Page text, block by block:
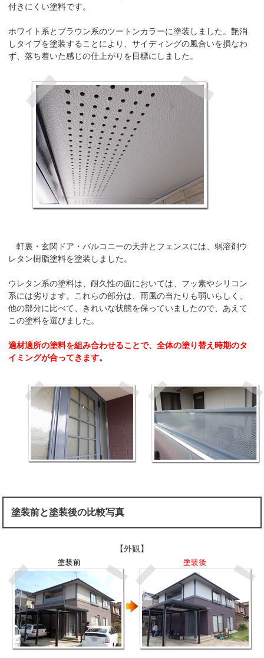
付きにくい塗料です。
ホワイト系とブラウン系のツートンカラーに塗装しました。艶消
しタイプを塗装することにより、サイディングの風合いを損なわ
ず、落ち着いた感じの仕上がりを目標にしました。
軒裏・玄関ドア・バルコニーの天井とフェンスには、弱溶剤ウ
レタン樹脂塗料を塗装しました。
ウレタン系の塗料は、耐久性の面においては、フッ素やシリコン
系には劣ります。これらの部分は、雨風の当たりも弱いらしく、
他の部分に比べて、きれいな状態を保っていましたので、あえて
この塗料を選びました。
適材適所の塗料を組み合わせることで、全体の塗り替え時期のタ
イミングが合ってきます。
塗装前と塗装後の比較写真
【外観】